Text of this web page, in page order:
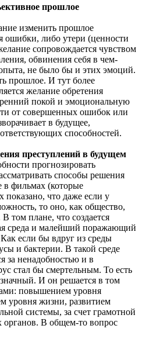
прошлое
изменить прошлое
ошибки, либо утери (ценности
сопровождается чувством
обвинения себя в чем-
не было бы и этих эмоций.
прошлое. И тут более
желание обретения
покой и эмоциональную
от совершенных ошибок или
в будущее,
способностей.
преступлений в будущем
прогнозировать
способы решения
в фильмах (которые
что даже если у
то оно, как общество,
том плане, что создается
среда и малейший поражающий
если бы вдруг из среды
и бактерии. В такой среде
за ненадобностью и в
стал бы смертельным. То есть
И он решается в том
повышением уровня
уровня жизни, развитием
системы, за счет грамотной
органов. В общем-то вопрос